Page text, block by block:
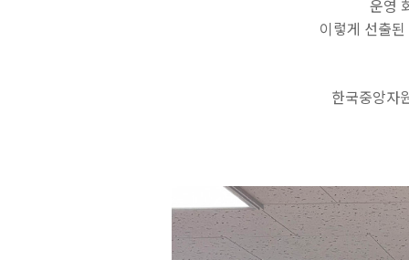
운영
이렇게 선출
한국중앙자